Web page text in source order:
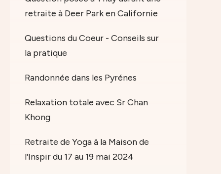
retraite à Deer Park en Californie
Questions du Coeur - Conseils sur
la pratique
Randonnée dans les Pyrénes
Relaxation totale avec Sr Chan
Khong
Retraite de Yoga à la Maison de
l'Inspir du 17 au 19 mai 2024